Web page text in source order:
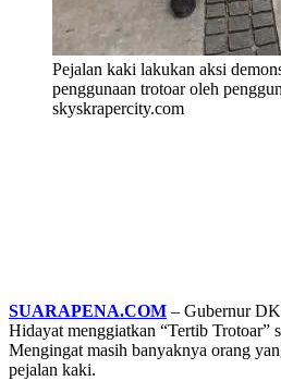
Pejalan kaki lakukan aksi
penggunaan trotoar oleh
skyskrapercity.com
SUARAPENA.COM – Gubernur
Hidayat menggiatkan “Tertib Trotoar”
Mengingat masih banyaknya orang
pejalan kaki.